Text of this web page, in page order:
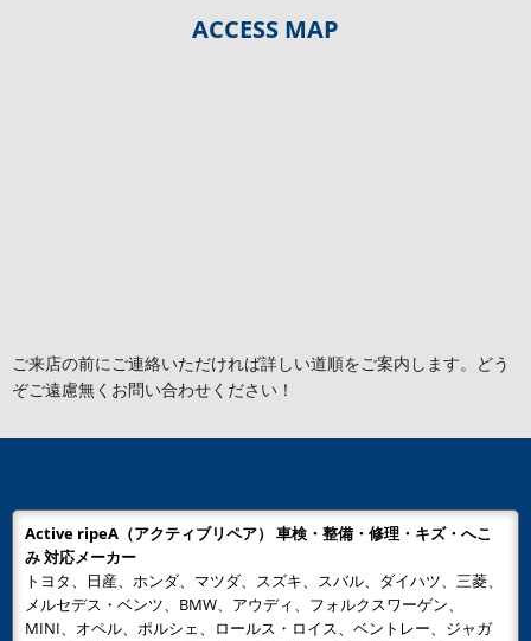
ACCESS MAP
ご来店の前にご連絡いただければ詳しい道順をご案内します。どう
ぞご遠慮無くお問い合わせください！
Active ripeA（アクティブリペア） 車検・整備・修理・キズ・へこ
み 対応メーカー
トヨタ、日産、ホンダ、マツダ、スズキ、スバル、ダイハツ、三菱、
メルセデス・ベンツ、BMW、アウディ、フォルクスワーゲン、
MINI、オペル、ポルシェ、ロールス・ロイス、ベントレー、ジャガ